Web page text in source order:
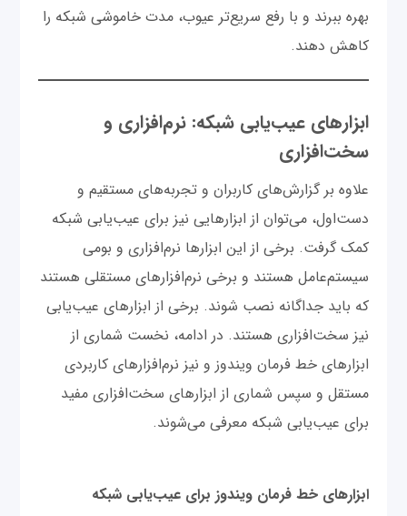
بهره ببرند و با رفع سریع‌تر عیوب، مدت خاموشی شبکه را
کاهش دهند.
ابزارهای عیب‌یابی شبکه: نرم‌افزاری و
سخت‌افزاری
علاوه بر گزارش‌های کاربران و تجربه‌های مستقیم و
دست‌اول، می‌توان از ابزارهایی نیز برای عیب‌یابی شبکه
کمک گرفت. برخی از این ابزارها نرم‌افزاری و بومی
سیستم‌عامل هستند و برخی نرم‌افزارهای مستقلی هستند
که باید جداگانه نصب شوند. برخی از ابزارهای عیب‌یابی
نیز سخت‌افزاری هستند. در ادامه، نخست شماری از
ابزارهای خط فرمان ویندوز و نیز نرم‌افزارهای کاربردی
مستقل و سپس شماری از ابزارهای سخت‌افزاری مفید
برای عیب‌یابی شبکه معرفی می‌شوند.
ابزارهای خط فرمان ویندوز برای عیب‌یابی شبکه